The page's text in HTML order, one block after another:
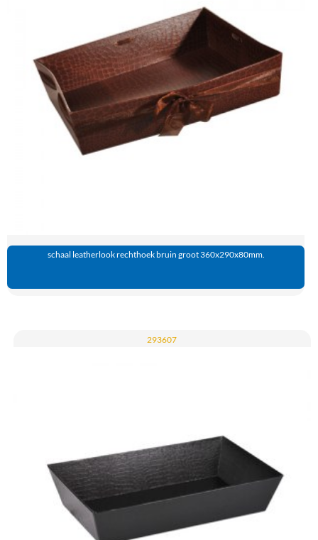
schaal leatherlook rechthoek bruin groot 360x290x80mm.
293607